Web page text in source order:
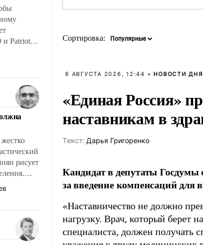
и Patriot
трех
война с
период
рисует
и где
не
Сортировка:
6 АВГУСТА 2026, 12:44 • НОВОСТИ ДНЯ
«Единая Россия»
наставникам в
Tекст: Дарья Григоренко
Кандидат в депутаты
за введение компенсаций для
«Наставничество не должно
нагрузку. Врач, который берет
специалиста, должен получать